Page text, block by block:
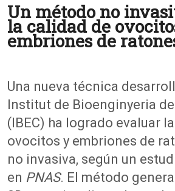
Un método no
la calidad de
embriones de
Una nueva técnica
Institut de Bioenginyeria
(IBEC) ha logrado evaluar
ovocitos y embriones de
no invasiva, según un
en PNAS. El método